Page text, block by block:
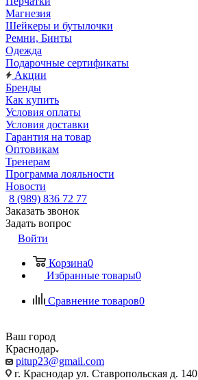
Магнезия
Шейкеры и бутылочки
Ремни, Бинты
Одежда
Подарочные сертификаты
Акции
Бренды
Как купить
Условия оплаты
Условия доставки
Гарантия на товар
Оптовикам
Тренерам
Программа лояльности
Новости
8 (989) 836 72 77
Заказать звонок
Задать вопрос
Войти
Корзина0
Избранные товары0
Сравнение товаров0
Ваш город
Краснодар
pitup23@gmail.com
г. Краснодар ул. Ставропольская д. 140